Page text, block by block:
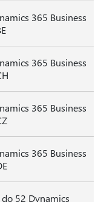
365 Business
365 Business
365 Business
365 Business
52 Dynamics